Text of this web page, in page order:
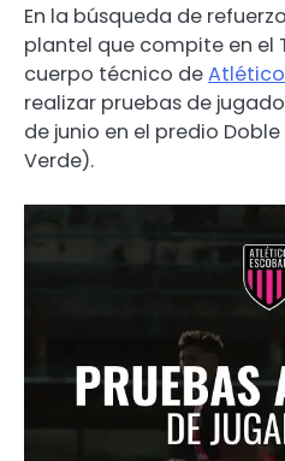
En la búsqueda de
plantel que compite en el
cuerpo técnico de
realizar pruebas de
de junio en el predio
Verde).